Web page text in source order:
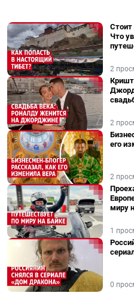
Стоит
Что
2
2
его
2
миру
1
0